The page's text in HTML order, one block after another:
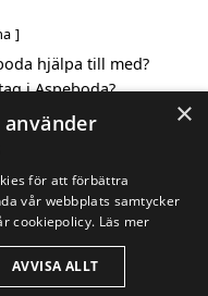
hjälpa till med?
i Aspeboda?
i Aspeboda
i de omgivande
Aps
×
för att förbättra
vår webbplats samtycker
cookiepolicy. Läs mer
AVVISA ALLT